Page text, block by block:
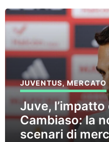
JUVENTUS,MERCATO
Juve,
Cambiaso: la
scenari di